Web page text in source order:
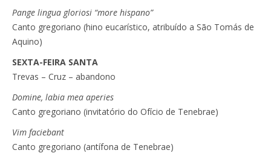
Pange lingua gloriosi “more hispano”
Canto gregoriano (hino eucarístico, atribuído a São Tomás de
Aquino)
SEXTA-FEIRA SANTA
Trevas – Cruz – abandono
Domine, labia mea aperies
Canto gregoriano (invitatório do Ofício de Tenebrae)
Vim faciebant
Canto gregoriano (antífona de Tenebrae)